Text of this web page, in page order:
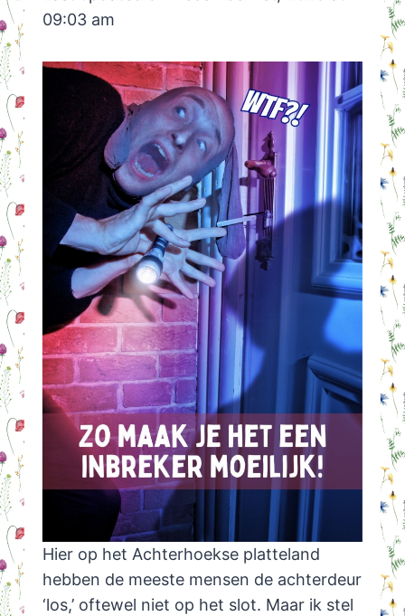
09:03 am
Hier op het Achterhoekse platteland
hebben de meeste mensen de achterdeur
‘los,’ oftewel niet op het slot. Maar ik stel